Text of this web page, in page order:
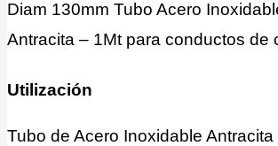
Diam 130mm Tubo Acero
Antracita – 1Mt para conductos de
Utilización
Tubo de Acero Inoxidable